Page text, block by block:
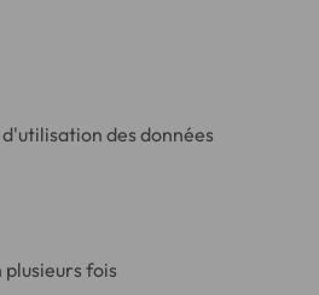
des données
fois